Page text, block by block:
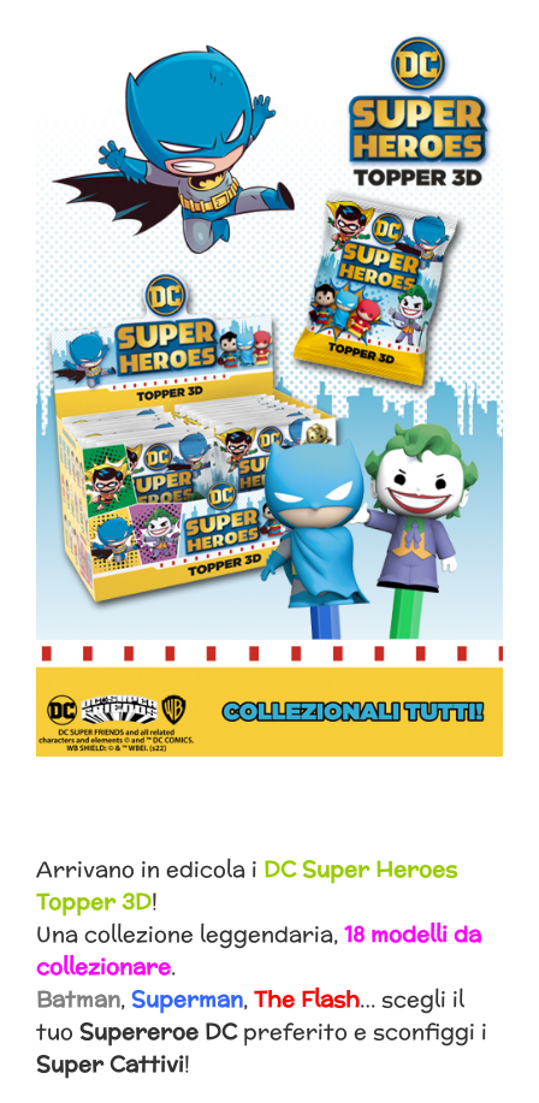
Arrivano in edicola i DC Super Heroes
Topper 3D!
Una collezione leggendaria, 18 modelli da
collezionare.
Batman, Superman, The Flash… scegli il
tuo Supereroe DCpreferito e sconfiggi i
Super Cattivi!